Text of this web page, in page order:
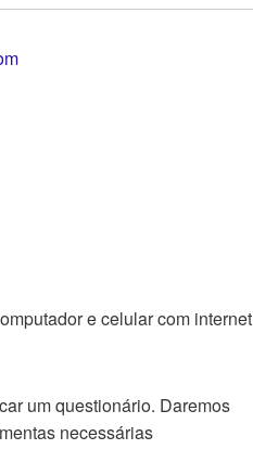
e celular com internet
um questionário. Daremos
necessárias